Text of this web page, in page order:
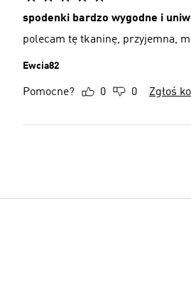
spodenki bardzo wygodne i
polecam tę tkaninę, przyjemna,
Ewcia82
Pomocne? 0 0 Zgłoś